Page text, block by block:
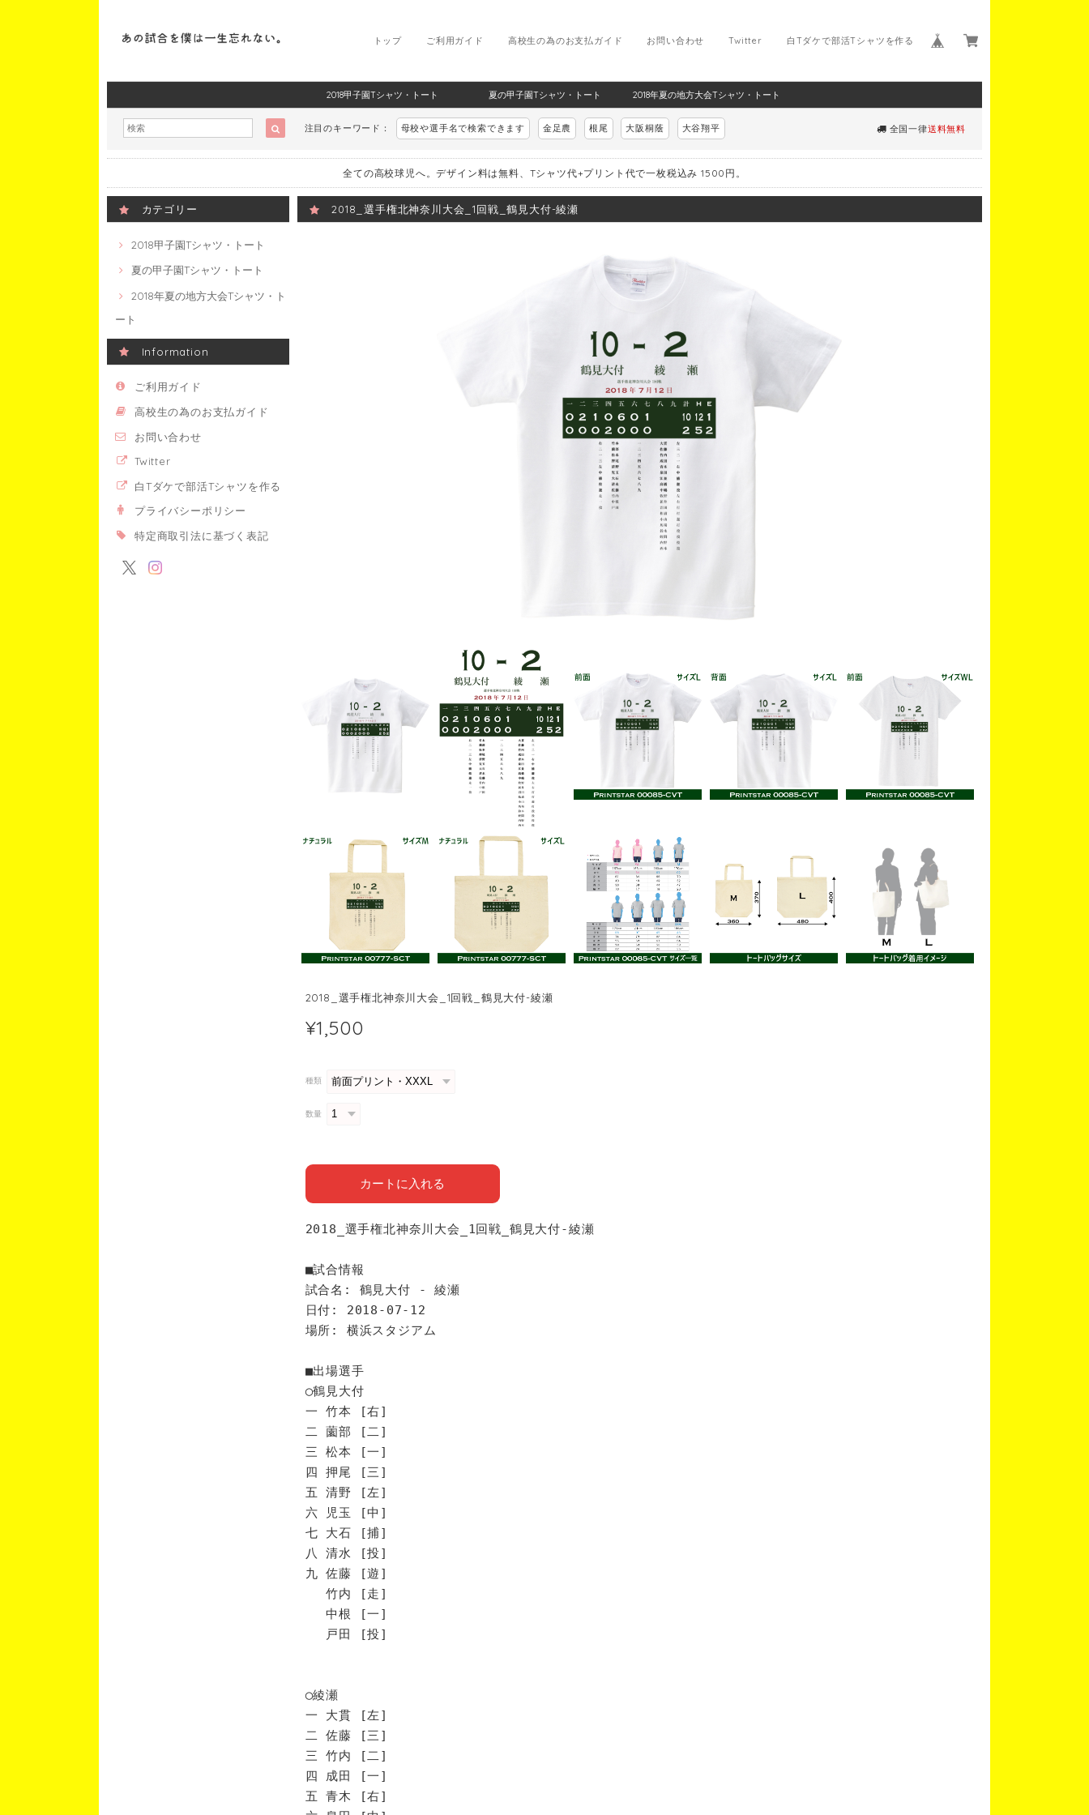
白Tダケで部活Tシャツを作る
Twitter
お問い合わせ
高校生の為のお支払ガイド
ご利用ガイド
トップ
2018甲子園Tシャツ・トート 夏の甲子園Tシャツ・トート 2018年夏の地方大会Tシャツ・トート
注目のキーワード： 母校や選手名で検索できます 金足農 根尾 大阪桐蔭 大谷翔平 全国一律送料無料
全ての高校球児へ。デザイン料は無料、Tシャツ代+プリント代で一枚税込み 1500円。
カテゴリー
2018甲子園Tシャツ・トート
夏の甲子園Tシャツ・トート
2018年夏の地方大会Tシャツ・ト
ート
Information
ご利用ガイド
高校生の為のお支払ガイド
お問い合わせ
Twitter
白Tダケで部活Tシャツを作る
プライバシーポリシー
特定商取引法に基づく表記
2018_選手権北神奈川大会_1回戦_鶴見大付-綾瀬
2018_選手権北神奈川大会_1回戦_鶴見大付-綾瀬
¥1,500
種類
数量
カートに入れる
2018_選手権北神奈川大会_1回戦_鶴見大付-綾瀬
■試合情報
試合名: 鶴見大付 - 綾瀬
日付: 2018-07-12
場所: 横浜スタジアム
■出場選手
◯鶴見大付
一 竹本 [右]
二 薗部 [二]
三 松本 [一]
四 押尾 [三]
五 清野 [左]
六 児玉 [中]
七 大石 [捕]
八 清水 [投]
九 佐藤 [遊]
竹内 [走]
中根 [一]
戸田 [投]
◯綾瀬
一 大貫 [左]
二 佐藤 [三]
三 竹内 [二]
四 成田 [一]
五 青木 [右]